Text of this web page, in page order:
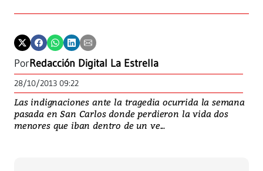
PorRedacción Digital La Estrella
28/10/2013 09:22
Las indignaciones ante la tragedia ocurrida la semana
pasada en San Carlos donde perdieron la vida dos
menores que iban dentro de un ve...